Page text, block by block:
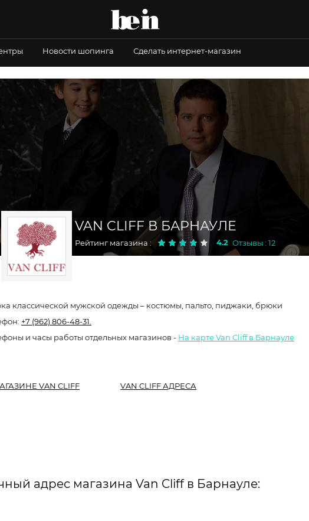
Новости шопинга Сделать интернет-магазин
VAN CLIFF В БАРНАУЛЕ
Рейтинг магазина : 4.2 Отзывы : 12
классической мужской одежды – костюмы, пальто, пиджаки, брюки
+7 (962) 806-48-31.
и часы работы отдельных магазинов - На карте Van Cliff в Барнауле
VAN CLIFF VAN CLIFF АДРЕСА
адрес магазина Van Cliff в Барнауле: